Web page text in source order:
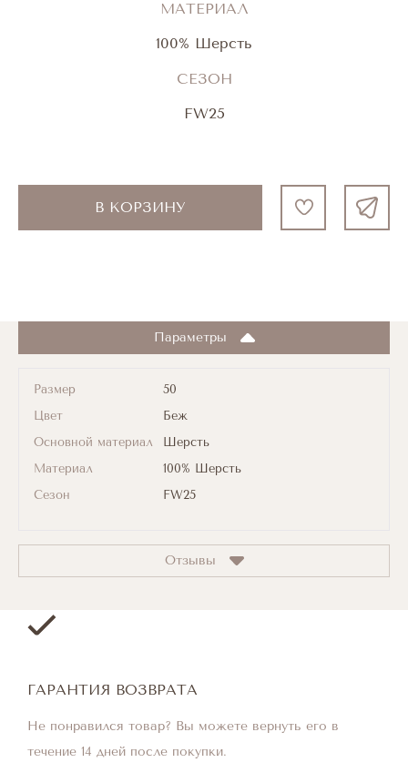
МАТЕРИАЛ
100% Шерсть
СЕЗОН
FW25
В КОРЗИНУ
Параметры
Размер
50
Цвет
Беж
Основной материал
Шерсть
Материал
100% Шерсть
Сезон
FW25
Отзывы
ГАРАНТИЯ ВОЗВРАТА
Не понравился товар? Вы можете вернуть его в
течение 14 дней после покупки.